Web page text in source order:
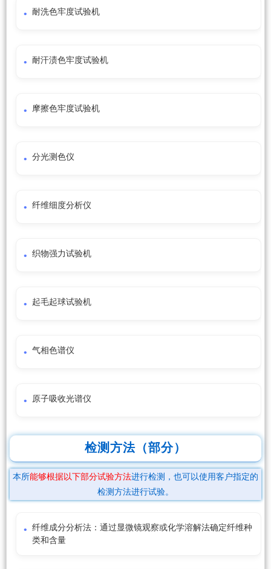
耐洗色牢度试验机
耐汗渍色牢度试验机
摩擦色牢度试验机
分光测色仪
纤维细度分析仪
织物强力试验机
起毛起球试验机
气相色谱仪
原子吸收光谱仪
检测方法（部分）
本所能够根据以下部分试验方法进行检测，也可以使用客户指定的
检测方法进行试验。
纤维成分分析法：通过显微镜观察或化学溶解法确定纤维种
类和含量